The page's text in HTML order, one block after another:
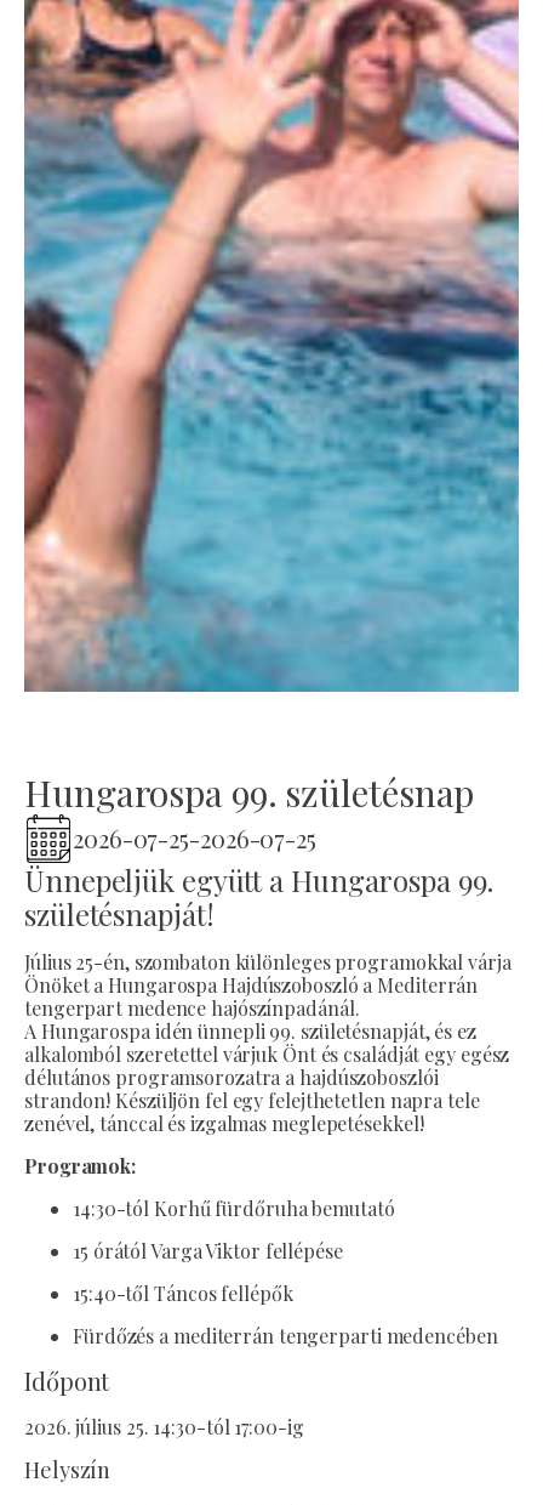
Hungarospa 99. születésnap
2026-07-25-2026-07-25
Ünnepeljük együtt a Hungarospa 99.
születésnapját!
Július 25-én, szombaton különleges programokkal várja
Önöket a Hungarospa Hajdúszoboszló a Mediterrán
tengerpart medence hajószínpadánál.
A Hungarospa idén ünnepli 99. születésnapját, és ez
alkalomból szeretettel várjuk Önt és családját egy egész
délutános programsorozatra a hajdúszoboszlói
strandon! Készüljön fel egy felejthetetlen napra tele
zenével, tánccal és izgalmas meglepetésekkel!
Programok:
14:30-tól Korhű fürdőruha bemutató
15 órától Varga Viktor fellépése
15:40-től Táncos fellépők
Fürdőzés a mediterrán tengerparti medencében
Időpont
2026. július 25. 14:30-tól 17:00-ig
Helyszín